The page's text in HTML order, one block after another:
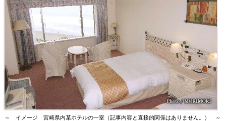
～ イメージ 宮崎県内某ホテルの一室（記事内容と直接的関係はありません。） ～